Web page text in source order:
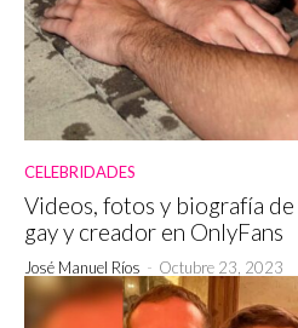
CELEBRIDADES
Videos, fotos y biografía
gay y creador en OnlyFans
José Manuel Ríos - Octubre 23, 2023